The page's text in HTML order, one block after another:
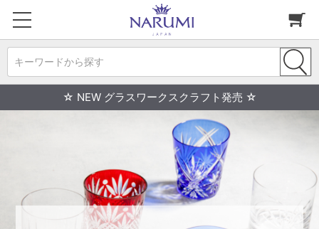
キーワードから探す
☆ NEW グラスワークスクラフト発売 ☆